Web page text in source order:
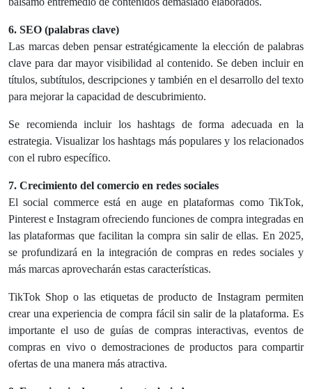
6. SEO (palabras clave)
Las marcas deben pensar estratégicamente la elección de palabras
clave para dar mayor visibilidad al contenido. Se deben incluir en
títulos, subtítulos, descripciones y también en el desarrollo del texto
para mejorar la capacidad de descubrimiento.
Se recomienda incluir los hashtags de forma adecuada en la
estrategia. Visualizar los hashtags más populares y los relacionados
con el rubro específico.
7. Crecimiento del comercio en redes sociales
El social commerce está en auge en plataformas como TikTok,
Pinterest e Instagram ofreciendo funciones de compra integradas en
las plataformas que facilitan la compra sin salir de ellas. En 2025,
se profundizará en la integración de compras en redes sociales y
más marcas aprovecharán estas características.
TikTok Shop o las etiquetas de producto de Instagram permiten
crear una experiencia de compra fácil sin salir de la plataforma. Es
importante el uso de guías de compras interactivas, eventos de
compras en vivo o demostraciones de productos para compartir
ofertas de una manera más atractiva.